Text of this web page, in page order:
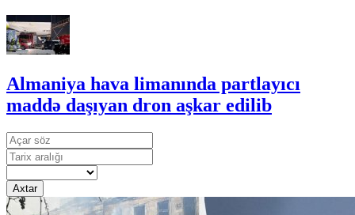
Almaniya hava limanında partlayıcı
maddə daşıyan dron aşkar edilib
Axtar